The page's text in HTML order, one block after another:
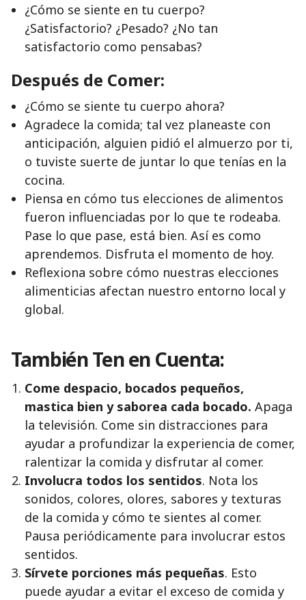
¿Cómo se siente en tu cuerpo?
¿Satisfactorio? ¿Pesado? ¿No tan
satisfactorio como pensabas?
Después de Comer:
¿Cómo se siente tu cuerpo ahora?
Agradece la comida; tal vez planeaste con
anticipación, alguien pidió el almuerzo por ti,
o tuviste suerte de juntar lo que tenías en la
cocina.
Piensa en cómo tus elecciones de alimentos
fueron influenciadas por lo que te rodeaba.
Pase lo que pase, está bien. Así es como
aprendemos. Disfruta el momento de hoy.
Reflexiona sobre cómo nuestras elecciones
alimenticias afectan nuestro entorno local y
global.
También Ten en Cuenta:
Come despacio, bocados pequeños,
mastica bien y saborea cada bocado. Apaga
la televisión. Come sin distracciones para
ayudar a profundizar la experiencia de comer,
ralentizar la comida y disfrutar al comer.
Involucra todos los sentidos. Nota los
sonidos, colores, olores, sabores y texturas
de la comida y cómo te sientes al comer.
Pausa periódicamente para involucrar estos
sentidos.
Sírvete porciones más pequeñas. Esto
puede ayudar a evitar el exceso de comida y